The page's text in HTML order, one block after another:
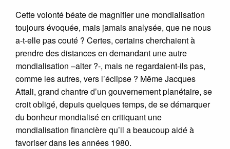
Cette volonté béate de magnifier une mondialisation
toujours évoquée, mais jamais analysée, que ne nous
a-t-elle pas couté ? Certes, certains cherchaient à
prendre des distances en demandant une autre
mondialisation –alter ?-, mais ne regardaient-ils pas,
comme les autres, vers l’éclipse ? Même Jacques
Attali, grand chantre d’un gouvernement planétaire, se
croit obligé, depuis quelques temps, de se démarquer
du bonheur mondialisé en critiquant une
mondialisation financière qu’il a beaucoup aidé à
favoriser dans les années 1980.